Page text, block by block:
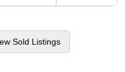
Sold Listings